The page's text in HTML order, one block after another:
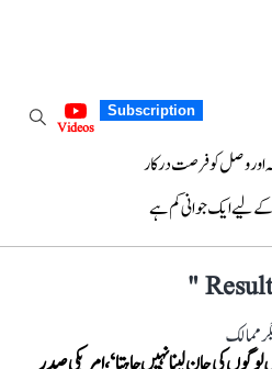
Subscription
Videos
اور وصل کو فرصت درکار
لیے ایک جوانی کم ہے
"
ممالک